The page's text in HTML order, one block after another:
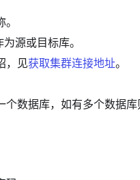
源或目标库。
，见获取集群连接地址。
个数据库，如有多个数据